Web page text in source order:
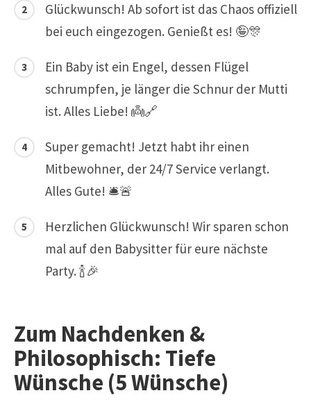
Glückwunsch! Ab sofort ist das Chaos offiziell
bei euch eingezogen. Genießt es! 🤪🎊
Ein Baby ist ein Engel, dessen Flügel
schrumpfen, je länger die Schnur der Mutti
ist. Alles Liebe! 👼🔗
Super gemacht! Jetzt habt ihr einen
Mitbewohner, der 24/7 Service verlangt.
Alles Gute! 🛎️🚨
Herzlichen Glückwunsch! Wir sparen schon
mal auf den Babysitter für eure nächste
Party. 🍾🎉
Zum Nachdenken &
Philosophisch: Tiefe
Wünsche (5 Wünsche)